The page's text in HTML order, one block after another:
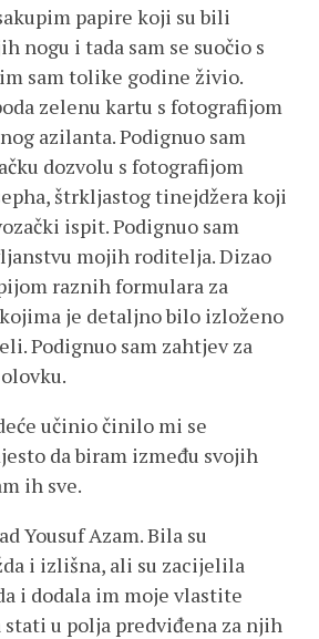
papire koji su bili
nogu i tada sam se suočio s
sam tolike godine živio.
zelenu kartu s fotografijom
azilanta. Podignuo sam
dozvolu s fotografijom
štrkljastog tinejdžera koji
ispit. Podignuo sam
mojih roditelja. Dizao
raznih formulara za
je detaljno bilo izloženo
Podignuo sam zahtjev za
učinio činilo mi se
da biram između svojih
ih sve.
Yousuf Azam. Bila su
i izlišna, ali su zacijelila
i dodala im moje vlastite
stati u polja predviđena za njih